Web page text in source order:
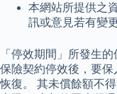
本網站所提供之
訊或意見若有變
「停效期間」所發生
保險契約停效後，要
恢復。 其未償餘額不